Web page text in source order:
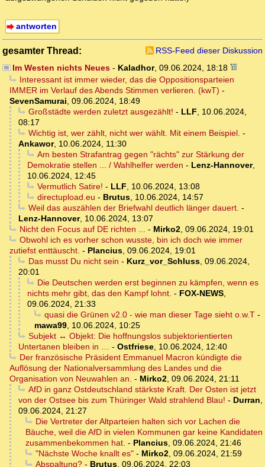
antworten
gesamter Thread:
RSS-Feed dieser Diskussion
Im Westen nichts Neues- Kaladhor, 09.06.2024, 18:18
Interessant ist immer wieder, das die Oppositionsparteien
IMMER im Verlauf des Abends Stimmen verlieren. (kwT) -
SevenSamurai, 09.06.2024, 18:49
Großstädte werden zuletzt ausgezählt! - LLF, 10.06.2024,
08:17
Wichtig ist, wer zählt, nicht wer wählt. Mit einem Beispiel. -
Ankawor, 10.06.2024, 11:30
Am besten Strafantrag gegen "rächts" zur Stärkung der
Demokratie stellen ... / Wahlhelfer werden - Lenz-Hannover,
10.06.2024, 12:45
Vermutlich Satire! - LLF, 10.06.2024, 13:08
directupload.eu - Brutus, 10.06.2024, 14:57
Weil das auszählen der Briefwahl deutlich länger dauert. -
Lenz-Hannover, 10.06.2024, 13:07
Nicht den Focus auf DE richten ... - Mirko2, 09.06.2024, 19:01
Obwohl ich es vorher schon wusste, bin ich doch wie immer
zutiefst enttäuscht. - Plancius, 09.06.2024, 19:01
Das musst Du nicht sein - Kurz_vor_Schluss, 09.06.2024,
20:01
Die Deutschen werden erst beginnen zu kämpfen, wenn es
nichts mehr gibt, das den Kampf lohnt. - FOX-NEWS,
09.06.2024, 21:33
quasi die Grünen v2.0 - wie man dieser Tage sieht o.w.T-
mawa99, 10.06.2024, 10:25
Subjekt ↔ Objekt: Die hoffnungslos subjektorientierten
Untertanen bleiben in … - Ostfriese, 10.06.2024, 12:40
Der französische Präsident Emmanuel Macron kündigte die
Auflösung der Nationalversammlung des Landes und die
Organisation von Neuwahlen an. - Mirko2, 09.06.2024, 21:11
AfD in ganz Ostdeutschland stärkste Kraft. Der Osten ist jetzt
von der Ostsee bis zum Thüringer Wald strahlend Blau! - Durran,
09.06.2024, 21:27
Die Vertreter der Altparteien halten sich vor Lachen die
Bäuche, weil die AfD in vielen Kommunen gar keine Kandidaten
zusammenbekommen hat. - Plancius, 09.06.2024, 21:46
"Nächste Woche knallt es"- Mirko2, 09.06.2024, 21:59
Abspaltung?- Brutus, 09.06.2024, 22:03